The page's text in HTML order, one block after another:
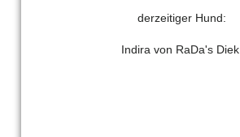
derzeitiger Hund:
Indira von RaDa's Diek